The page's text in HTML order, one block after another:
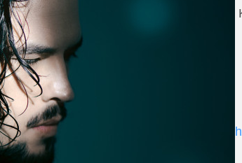
Wolfgang Amadeus Mozart: Così fan tutte
www.salzburgfestival.at
Andrè Schuen at Deutsche